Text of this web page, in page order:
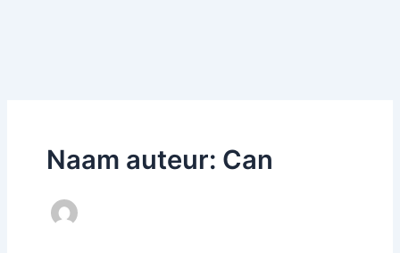
Naam auteur: Can